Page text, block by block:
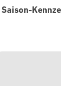
Saison-